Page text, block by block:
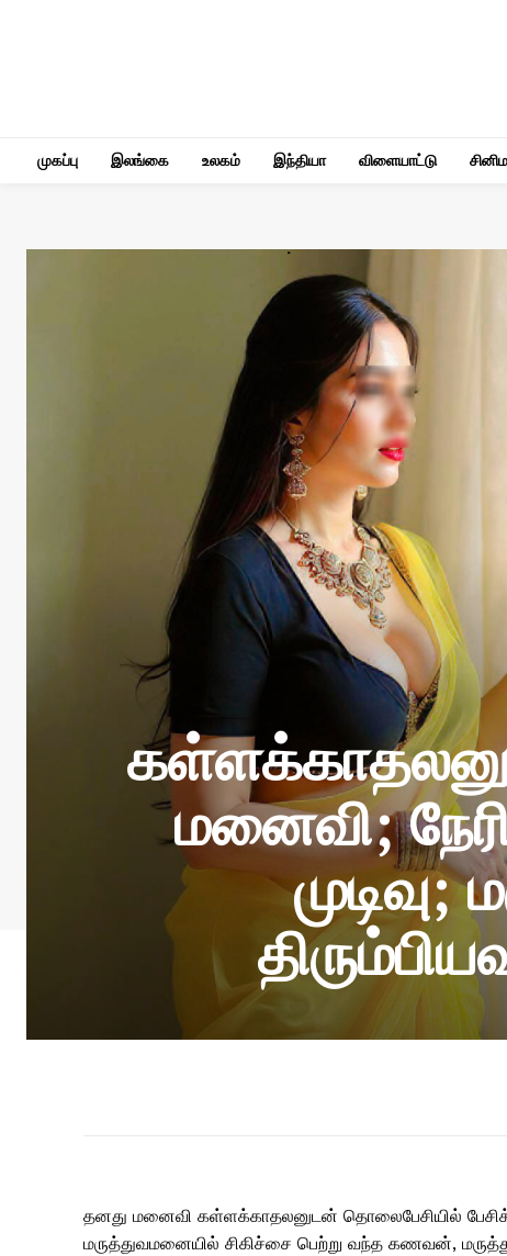
முகப்பு இலங்கை உலகம் இந்தியா விளையாட்டு
மனைவி;
தனது மனைவி கள்ளக்காதலனுடன் தொலைபேசியில்
மருத்துவமனையில் சிகிச்சை பெற்று வந்த கணவன்,